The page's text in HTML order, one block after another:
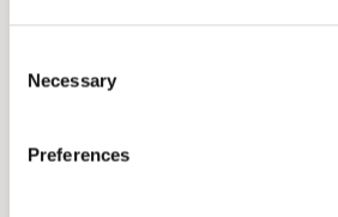
Selection
Necessary
Preferences
Druk meting in een hoog